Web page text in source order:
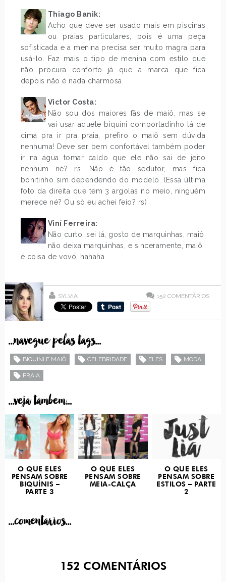
Thiago Banik:
Acho que deve ser usado mais em piscinas
ou praias particulares, pois é uma peça
sofisticada e a menina precisa ser muito magra para
usá-lo. Faz mais o tipo de menina com estilo que
não procura conforto já que a marca que fica
depois não é nada charmosa.
Victor Costa:
Não sou dos maiores fãs de maiô, mas se
vai usar aquele biquíni comportadinho lá de
cima pra ir pra praia, prefiro o maiô sem dúvida
nenhuma! Deve ser bem confortável também poder
ir na água tomar caldo que ele não sai de jeito
nenhum né? rs. Não é tão sedutor, mas fica
bonitinho sim dependendo do modelo. (Essa última
foto da direita que tem 3 argolas no meio, ninguém
merece né? Ou só eu achei feio? rs)
Viní Ferreira:
Não curto, sei lá, gosto de marquinhas, maiô
não deixa marquinhas, e sinceramente, maiô
é coisa de vovó. hahaha
SYLVIA 152 COMENTÁRIOS
...navegue pelas tags...
BIQUINI E MAIÔ CELEBRIDADE ELES MODA
PRAIA
...veja tambem...
O QUE ELES
PENSAM SOBRE
BIQUÍNIS –
PARTE 3
O QUE ELES
PENSAM SOBRE
MEIA-CALÇA
O QUE ELES
PENSAM SOBRE
ESTILOS – PARTE
2
...comentarios...
152 COMENTÁRIOS